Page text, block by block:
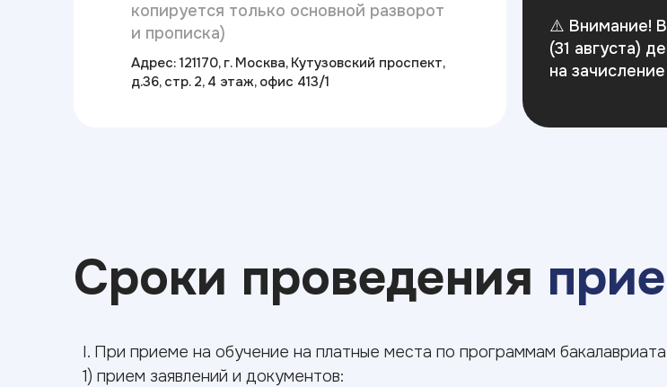
копируется только основной разворот
и прописка)
Адрес: 121170, г. Москва, Кутузовский проспект,
д.36, стр. 2, 4 этаж, офис 413/1
⚠️ Внимание! В
(31 августа)
на
Сроки проведения
I. При приеме на обучение на платные места по программам
1) прием заявлений и документов: